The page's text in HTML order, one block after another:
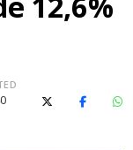
X (Twitter)Facebook